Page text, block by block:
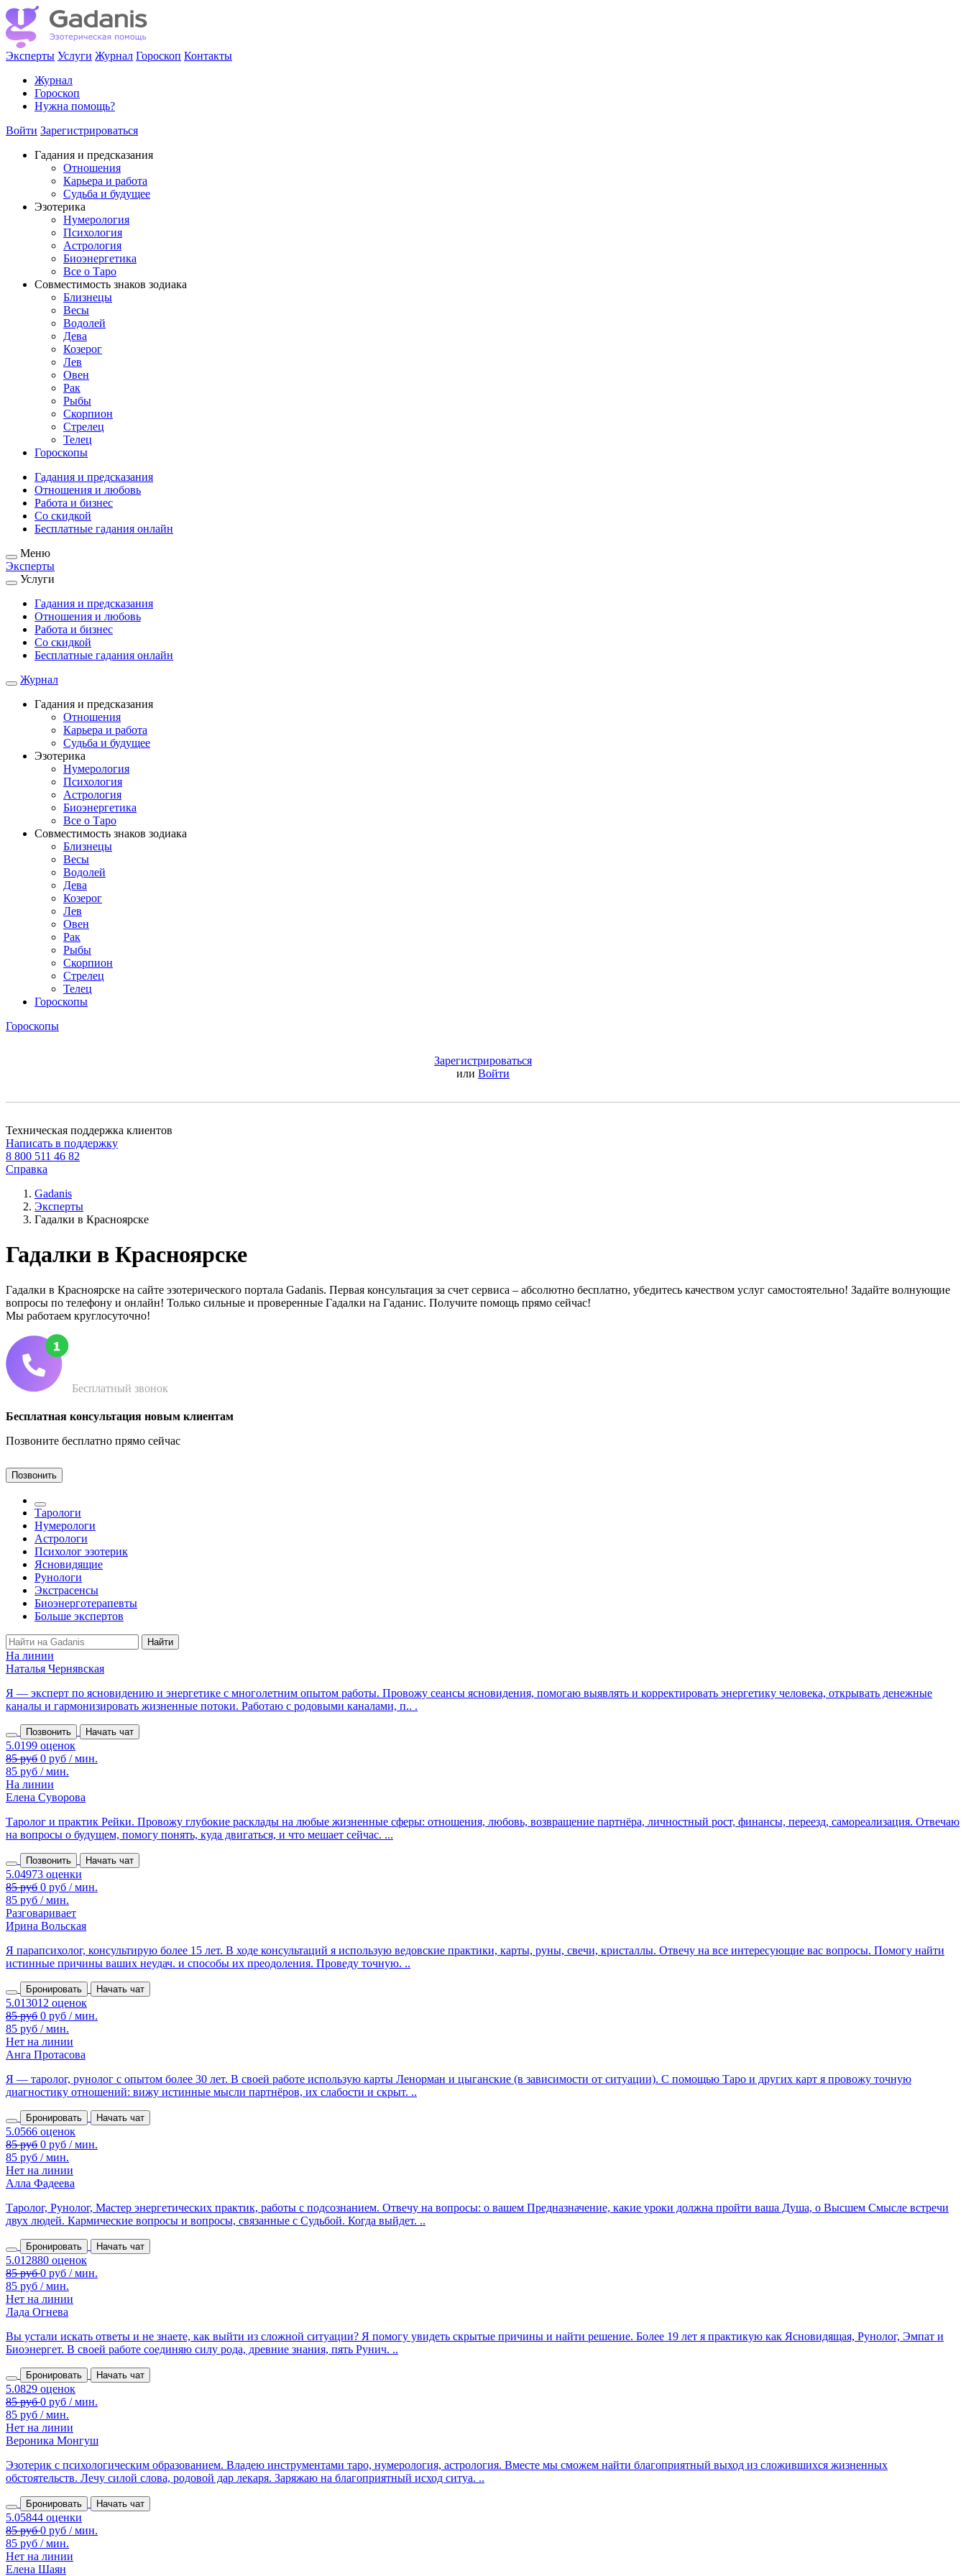
Эксперты Услуги Журнал Гороскоп Контакты
Журнал
Гороскоп
Нужна помощь?
Войти Зарегистрироваться
Гадания и предсказания
Отношения
Карьера и работа
Cудьба и будущее
Эзотерика
Нумерология
Психология
Астрология
Биоэнергетика
Все о Таро
Совместимость знаков зодиака
Близнецы
Весы
Водолей
Дева
Козерог
Лев
Овен
Рак
Рыбы
Скорпион
Стрелец
Телец
Гороскопы
Гадания и предсказания
Отношения и любовь
Работа и бизнес
Со скидкой
Бесплатные гадания онлайн
Меню
Эксперты
Услуги
Гадания и предсказания
Отношения и любовь
Работа и бизнес
Со скидкой
Бесплатные гадания онлайн
Журнал
Гадания и предсказания
Отношения
Карьера и работа
Cудьба и будущее
Эзотерика
Нумерология
Психология
Астрология
Биоэнергетика
Все о Таро
Совместимость знаков зодиака
Близнецы
Весы
Водолей
Дева
Козерог
Лев
Овен
Рак
Рыбы
Скорпион
Стрелец
Телец
Гороскопы
Гороскопы
Зарегистрироваться
или Войти
Техническая поддержка клиентов
Написать в поддержку
8 800 511 46 82
Справка
Gadanis
Эксперты
Гадалки в Красноярске
Гадалки в Красноярске
Гадалки в Красноярске на сайте эзотерического портала Gadanis. Первая консультация за счет сервиса – абсолютно бесплатно, убедитесь качеством услуг самостоятельно! Задайте волнующие
вопросы по телефону и онлайн! Только сильные и проверенные Гадалки на Гаданис. Получите помощь прямо сейчас!
Мы работаем круглосуточно!
Бесплатный звонок
Бесплатная консультация новым клиентам
Позвоните бесплатно прямо сейчас
Позвонить
Тарологи
Нумерологи
Астрологи
Психолог эзотерик
Ясновидящие
Рунологи
Экстрасенсы
Биоэнерготерапевты
Больше экспертов
На линии
Наталья Чернявская
Я — эксперт по ясновидению и энергетике с многолетним опытом работы. Провожу сеансы ясновидения, помогаю выявлять и корректировать энергетику человека, открывать денежные
каналы и гармонизировать жизненные потоки. Работаю с родовыми каналами, п.. .
Позвонить Начать чат
85 руб 0 руб / мин.
85 руб / мин.
На линии
Елена Суворова
Таролог и практик Рейки. Провожу глубокие расклады на любые жизненные сферы: отношения, любовь, возвращение партнёра, личностный рост, финансы, переезд, самореализация. Отвечаю
на вопросы о будущем, помогу понять, куда двигаться, и что мешает сейчас. ...
Позвонить Начать чат
85 руб 0 руб / мин.
85 руб / мин.
Разговаривает
Ирина Вольская
Я парапсихолог, консультирую более 15 лет. В ходе консультаций я использую ведовские практики, карты, руны, свечи, кристаллы. Отвечу на все интересующие вас вопросы. Помогу найти
истинные причины ваших неудач. и способы их преодоления. Проведу точную. ..
Бронировать Начать чат
85 руб 0 руб / мин.
85 руб / мин.
Нет на линии
Анга Протасова
Я — таролог, рунолог с опытом более 30 лет. В своей работе использую карты Ленорман и цыганские (в зависимости от ситуации). С помощью Таро и других карт я провожу точную
диагностику отношений: вижу истинные мысли партнёров, их слабости и скрыт. ..
Бронировать Начать чат
85 руб 0 руб / мин.
85 руб / мин.
Нет на линии
Алла Фадеева
Таролог, Рунолог, Мастер энергетических практик, работы с подсознанием. Отвечу на вопросы: о вашем Предназначение, какие уроки должна пройти ваша Душа, о Высшем Смысле встречи
двух людей. Кармические вопросы и вопросы, связанные с Судьбой. Когда выйдет. ..
Бронировать Начать чат
85 руб / мин.
Нет на линии
Лада Огнева
Вы устали искать ответы и не знаете, как выйти из сложной ситуации? Я помогу увидеть скрытые причины и найти решение. Более 19 лет я практикую как Ясновидящая, Рунолог, Эмпат и
Биоэнергет. В своей работе соединяю силу рода, древние знания, пять Рунич. ..
Бронировать Начать чат
85 руб / мин.
Нет на линии
Вероника Монгуш
Эзотерик с психологическим образованием. Владею инструментами таро, нумерология, астрология. Вместе мы сможем найти благоприятный выход из сложившихся жизненных
обстоятельств. Лечу силой слова, родовой дар лекаря. Заряжаю на благоприятный исход ситуа. ..
Бронировать Начать чат
85 руб / мин.
Нет на линии
Елена Шаян